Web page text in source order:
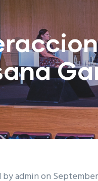
byadminon